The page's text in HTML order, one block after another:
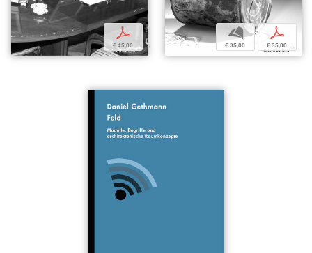
p
€ 45,00
b
€ 35,00
p
€ 35,00